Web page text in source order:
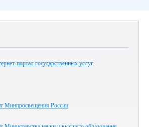
портал государственных услуг
Минпросвещения России